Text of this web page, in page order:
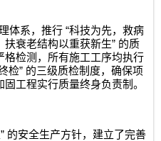
体系，推行“科技为先，救病
扶衰老结构以重获新生” 的质
格检测，所有施工工序均执行
检” 的三级质检制度，确保项
固工程实行质量终身负责制。
” 的安全生产方针，建立了完善